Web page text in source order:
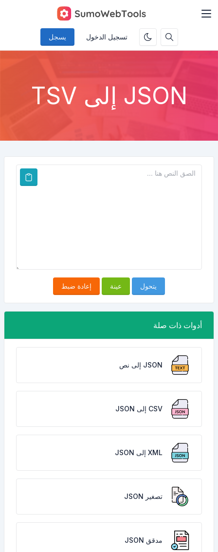
تسجيل الدخول يسجل
JSON إلى TSV
يتحول عينة إعادة ضبط
أدوات ذات صلة
JSON إلى نص
CSV إلى JSON
XML إلى JSON
تصغير JSON
مدقق JSON